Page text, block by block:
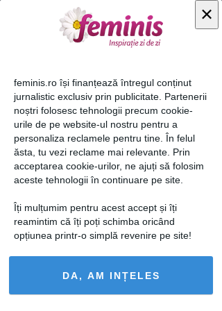
×
feminis.ro își finanțează întregul conținut
jurnalistic exclusiv prin publicitate. Partenerii
noștri folosesc tehnologii precum cookie-
urile de pe website-ul nostru pentru a
personaliza reclamele pentru tine. În felul
ăsta, tu vezi reclame mai relevante. Prin
acceptarea cookie-urilor, ne ajuți să folosim
aceste tehnologii în continuare pe site.
Îți mulțumim pentru acest accept și îți
reamintim că îți poți schimba oricând
opțiunea printr-o simplă revenire pe site!
DA, AM INȚELES
Foto 1 din " Top greseli
de machiaj ale vedetelor
autohtone "